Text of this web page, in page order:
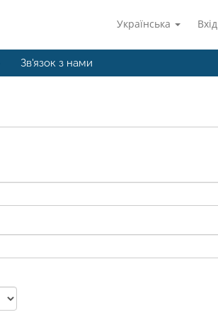
Українська Вхід
Зв'язок з нами